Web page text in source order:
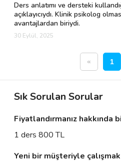
Ders anlatımı ve dersteki
açıklayıcıydı. Klinik psikolog
avantajlardan biriydi.
30 Eylül, 2025
« 1
Sık Sorulan Sorular
Fiyatlandırmanız
1 ders 800 TL
Yeni bir müşteriyle